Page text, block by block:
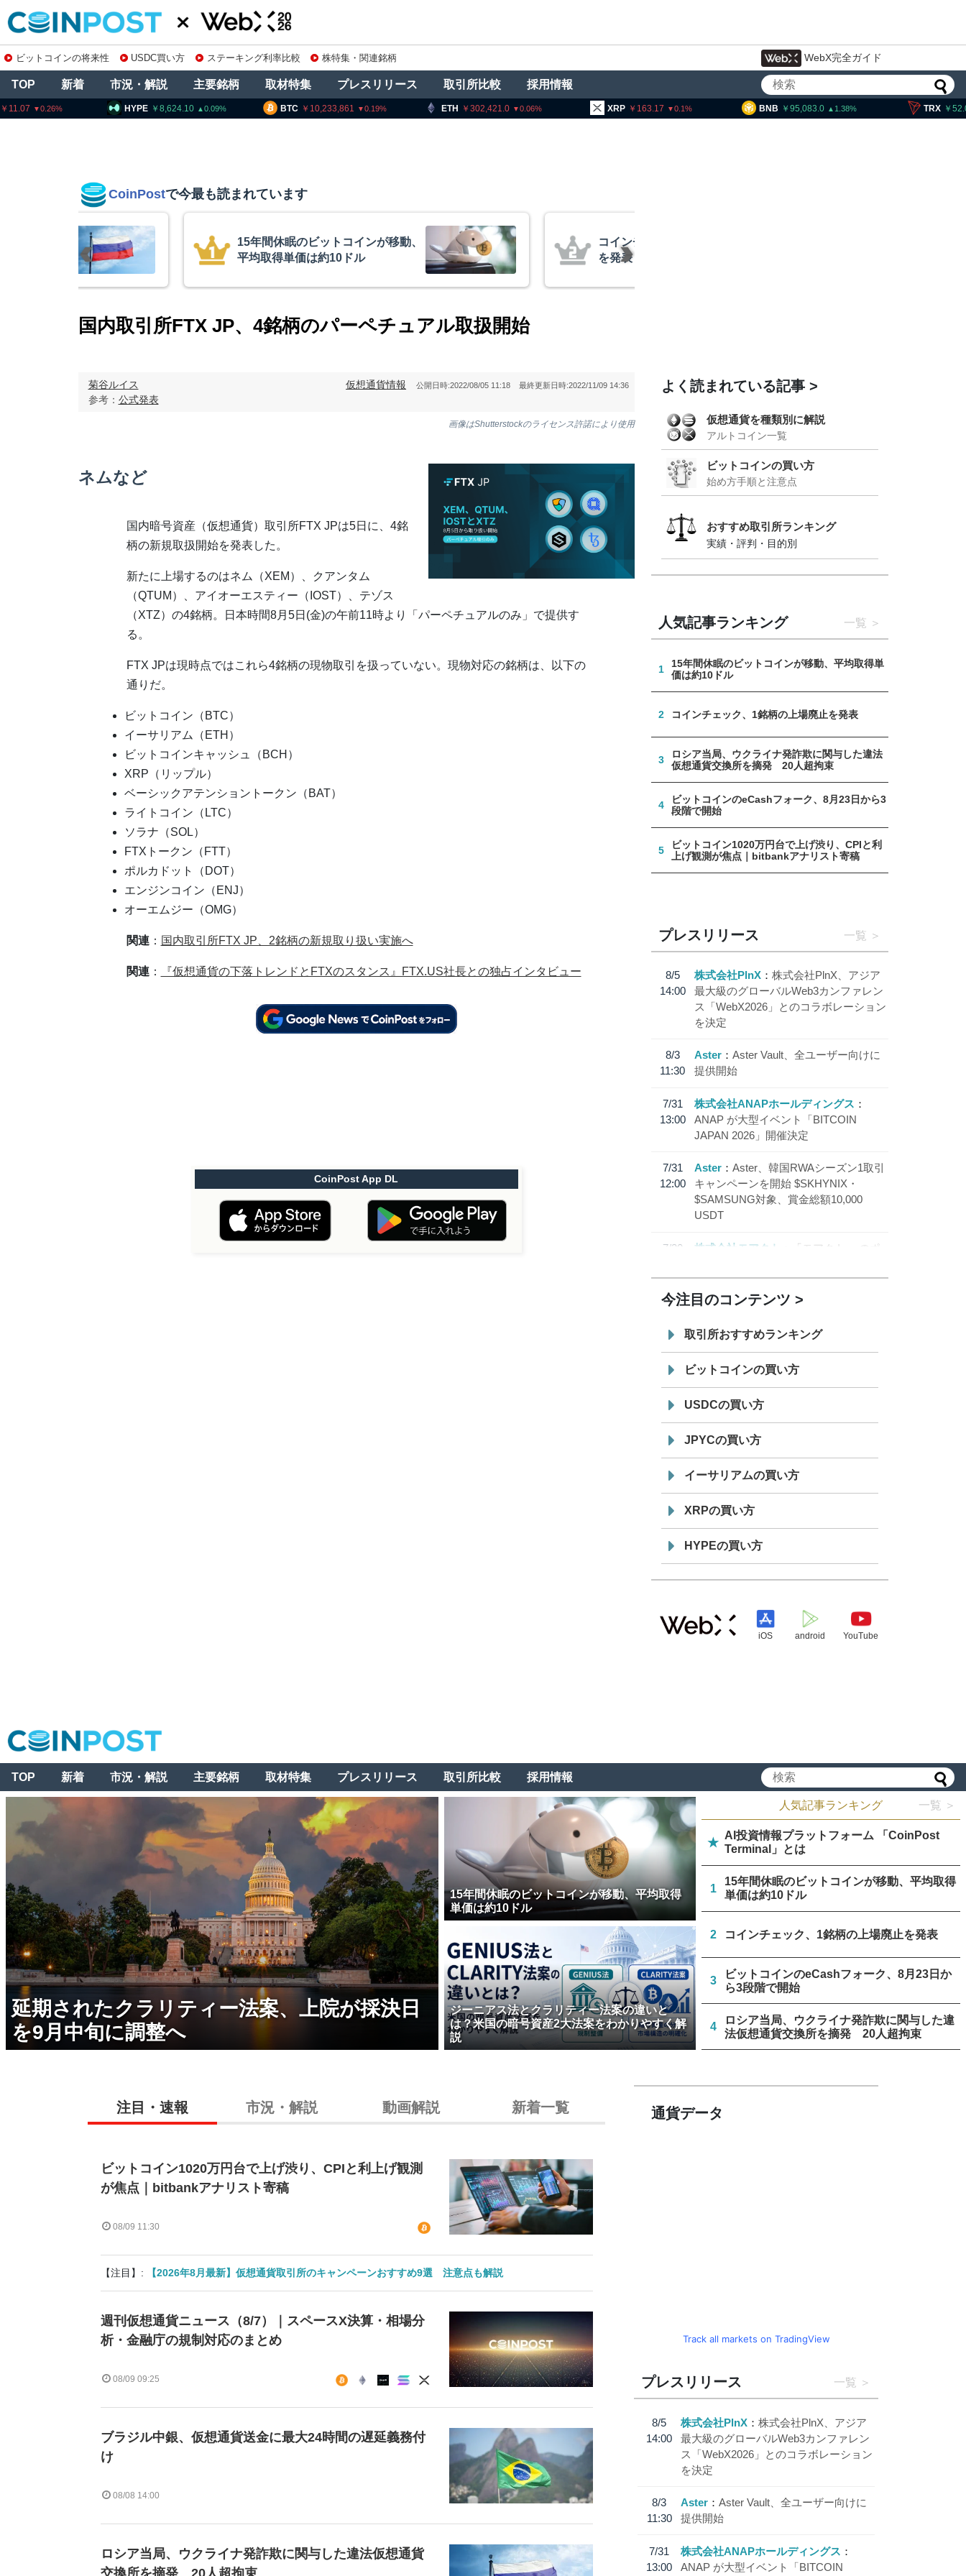
ビットコインの将来性 USDC買い方 ステーキング利率比較 株特集・関連銘柄 WebX完全ガイド
TOP 新着 市況・解説 主要銘柄 取材特集 プレスリリース 取引所比較 採用情報
BTC 10,233,861 0.19 ETH 302,421.0 XRP 163.17 BNB 95,083.0 TRX 52.03
HYPE 8,624.10
CoinPostで今最も読まれています
コインチェック、1銘柄の上場廃止
を発表
ロシア当局、ウクライナ発詐欺に関
与した違法仮想通貨交換所を摘発
国内取引所FTX JP、4銘柄のパーペチュアル取扱開始
菊谷ルイス
参考： 公式発表
仮想通貨情報 公開日時:2022/08/05 11:18 最終更新日時:2022/11/09 14:36
画像はShutterstockのライセンス許諾により使用
ネムなど
国内暗号資産（仮想通貨）取引所FTX JPは5日に、4銘
柄の新規取扱開始を発表した。
新たに上場するのはネム（XEM）、クアンタム
（QTUM）、アイオーエスティー（IOST）、テゾス
（XTZ）の4銘柄。日本時間8月5日(金)の午前11時より「パーペチュアルのみ」で提供す
る。
FTX JPは現時点ではこれら4銘柄の現物取引を扱っていない。現物対応の銘柄は、以下の
通りだ。
ビットコイン（BTC）
イーサリアム（ETH）
ビットコインキャッシュ（BCH）
XRP（リップル）
ベーシックアテンショントークン（BAT）
ライトコイン（LTC）
ソラナ（SOL）
FTXトークン（FTT）
ポルカドット（DOT）
エンジンコイン（ENJ）
オーエムジー（OMG）
関連： 国内取引所FTX JP、2銘柄の新規取り扱い実施へ
関連： 『仮想通貨の下落トレンドとFTXのスタンス』FTX.US社長との独占インタビュー
CoinPost App DL
よく読まれている記事
仮想通貨を種類別に解説
アルトコイン一覧
ビットコインの買い方
始め方手順と注意点
おすすめ取引所ランキング
実績・評判・目的別
人気記事ランキング 一覧
1
15年間休眠のビットコインが移動、平均取得単
価は約10ドル
2 コインチェック、1銘柄の上場廃止を発表
3
ロシア当局、ウクライナ発詐欺に関与した違法
仮想通貨交換所を摘発 20人超拘束
4
ビットコインのeCashフォーク、8月23日から3
段階で開始
5
ビットコイン1020万円台で上げ渋り、CPIと利
上げ観測が焦点｜bitbankアナリスト寄稿
プレスリリース 一覧
8/5
14:00
株式会社PlnX
株式会社PlnX、アジア
最大級のグローバルWeb3カンファレン
ス「WebX2026」とのコラボレーション
を決定
8/3
11:30
Aster
Aster Vault、全ユーザー向けに
提供開始
7/31
13:00
株式会社ANAPホールディングス
ANAP が大型イベント「BITCOIN
JAPAN 2026」開催決定
7/31
12:00
Aster
Aster、韓国RWAシーズン1取引
キャンペーンを開始 $SKHYNIX・
$SAMSUNG対象、賞金総額10,000
USDT
7/30
株式会社モアクト
「モアクト」 のポ
「 JPYC」を追加
19:30
てステーブルコイン「JPYSC」徹底解
説セミナーを開催
今注目のコンテンツ
取引所おすすめランキング
ビットコインの買い方
USDCの買い方
JPYCの買い方
イーサリアムの買い方
XRPの買い方
HYPEの買い方
iOS android YouTube
TOP 新着 市況・解説 主要銘柄 取材特集 プレスリリース 取引所比較 採用情報
延期されたクラリティー法案、上院が採決日
を9月中旬に調整へ
15年間休眠のビットコインが移動、平均取得
単価は約10ドル
ジーニアス法とクラリティー法案の違いと
は？米国の暗号資産2大法案をわかりやすく解
説
人気記事ランキング 一覧 ＞
★
AI投資情報プラットフォーム 「CoinPost
Terminal」とは
1
15年間休眠のビットコインが移動、平均取得
単価は約10ドル
2 コインチェック、1銘柄の上場廃止を発表
3
ビットコインのeCashフォーク、8月23日か
ら3段階で開始
4
ロシア当局、ウクライナ発詐欺に関与した違
法仮想通貨交換所を摘発 20人超拘束
注目・速報 市況・解説 動画解説 新着一覧
ビットコイン1020万円台で上げ渋り、CPIと利上げ観測
が焦点｜bitbankアナリスト寄稿
08/09 11:30
【注目】: 【2026年8月最新】仮想通貨取引所のキャンペーンおすすめ9選 注意点も解説
週刊仮想通貨ニュース（8/7）｜スペースX決算・相場分
析・金融庁の規制対応のまとめ
08/09 09:25
ブラジル中銀、仮想通貨送金に最大24時間の遅延義務付
け
08/08 14:00
ロシア当局、ウクライナ発詐欺に関与した違法仮想通貨
通貨データ
Track all markets on TradingView
プレスリリース 一覧
8/5
14:00
株式会社PlnX
株式会社PlnX、アジア
最大級のグローバルWeb3カンファレン
ス「WebX2026」とのコラボレーション
を決定
8/3
11:30
Aster
Aster Vault、全ユーザー向けに
提供開始
7/31
13:00
株式会社ANAPホールディングス
ANAP が大型イベント「BITCOIN